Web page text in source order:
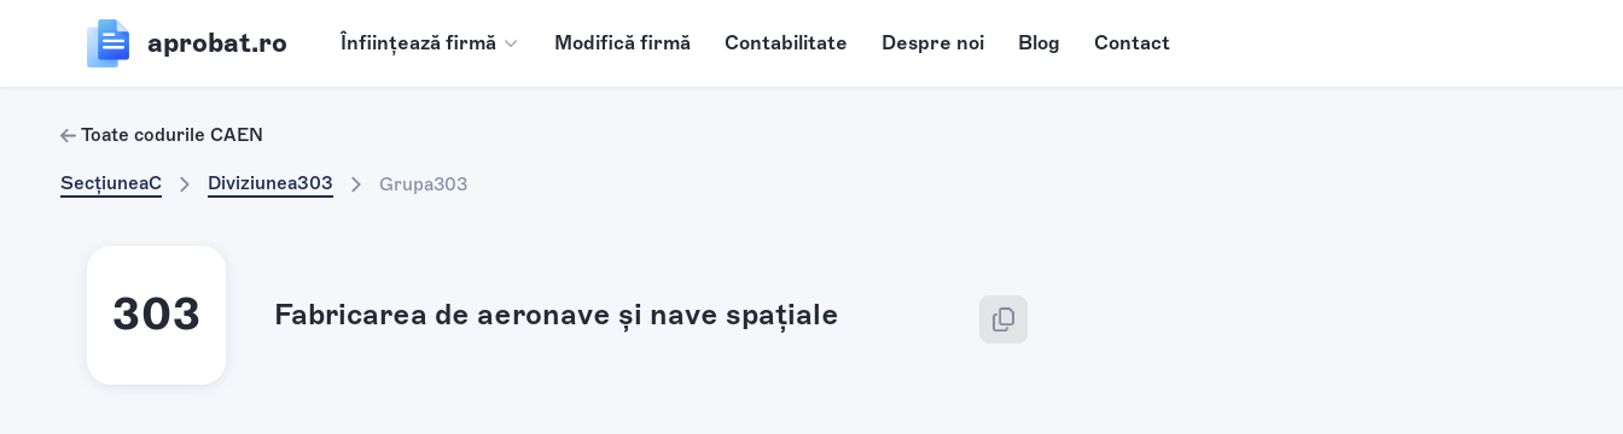
aprobat.ro Înființează firmă Modifică firmă Contabilitate Despre noi Blog Contact
Toate codurile CAEN
SecțiuneaC Diviziunea303 Grupa303
303 Fabricarea de aeronave şi nave spaţiale